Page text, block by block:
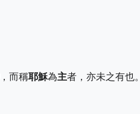
，而稱耶穌為主者，亦未之有也。